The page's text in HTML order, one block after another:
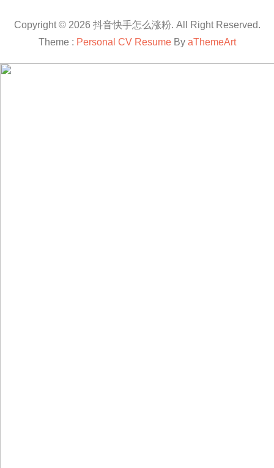
Copyright © 2026 抖音快手怎么涨粉. All Right Reserved.
Theme : Personal CV ResumeBy aThemeArt